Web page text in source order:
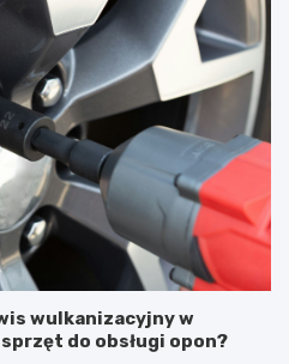
wulkanizacyjny w
do obsługi opon?